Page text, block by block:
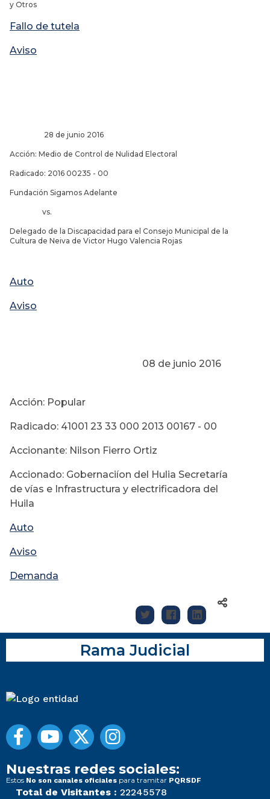
y Otros
Fallo de tutela
Aviso
28 de junio 2016
Acción: Medio de Control de Nulidad Electoral
Radicado: 2016 00235 - 00
Fundación Sigamos Adelante
vs.
Delegado de la Discapacidad para el Consejo Municipal de la
Cultura de Neiva de Victor Hugo Valencia Rojas
Auto
Aviso
08 de junio 2016
Acción: Popular
Radicado: 41001 23 33 000 2013 00167 - 00
Accionante: Nilson Fierro Ortiz
Accionado: Gobernaciíon del Hulia Secretaría
de vías e Infrastructura y electrificadora del
Huila
Auto
Aviso
Demanda
Rama Judicial
Nuestras redes sociales:
Estos No son canales oficiales para tramitar PQRSDF
Total de Visitantes : 22245578